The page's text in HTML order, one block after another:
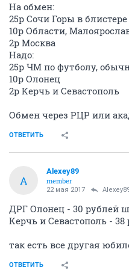
На обмен:
25р Сочи Горы в блистере
10р Области,
2р Москва
Надо:
25р ЧМ по футболу,
10р Олонец
2р Керчь и Севастополь
Обмен через РЦР или
ОТВЕТИТЬ
A
Alexey89
member
22 мая 2017
ДРГ Олонец - 30 рублей
Керчь и Севастополь - 38
так есть все другая
ОТВЕТИТЬ